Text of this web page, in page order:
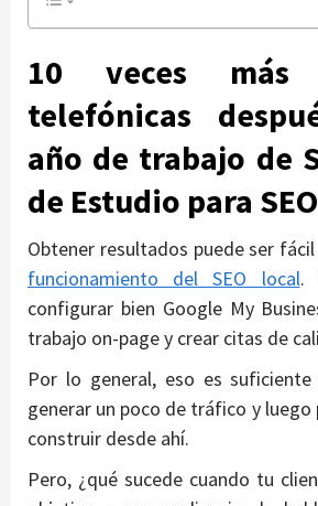
10 veces más
telefónicas
año de trabajo de
de Estudio para
Obtener resultados puede ser
funcionamiento del SEO local.
configurar bien Google My
trabajo on-page y crear citas de
Por lo general, eso es
generar un poco de tráfico y luego
construir desde ahí.
Pero, ¿qué sucede cuando tu